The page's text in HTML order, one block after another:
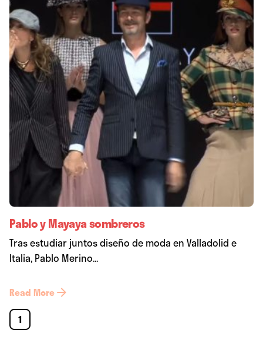
Pablo y Mayaya sombreros
Tras estudiar juntos diseño de moda en Valladolid e
Italia, Pablo Merino...
Read More
1